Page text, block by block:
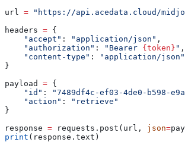
url = "https://api.acedata.cloud/
headers = {
    "accept"
: "application/json" ,
    "authorization"
: "Bearer {token} " ,
    "content-type"
:
"application/json"
}
payload = {
    "id"
: "7489df4c-ef03-4de0-b598-
    "action"
:
"retrieve"
}
response = requests.post(url, json=
print (response.text)